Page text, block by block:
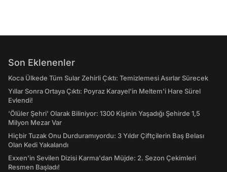
Son Eklenenler
Koca Ülkede Tüm Sular Zehirli Çıktı: Temizlemesi Asırlar Sürecek
Yıllar Sonra Ortaya Çıktı: Poyraz Karayel'in Meltem'i Hare Sürel
Evlendi!
'Ölüler Şehri' Olarak Biliniyor: 1300 Kişinin Yaşadığı Şehirde 1,5
Milyon Mezar Var
Hiçbir Tuzak Onu Durduramıyordu: 3 Yıldır Çiftçilerin Baş Belası
Olan Kedi Yakalandı
Exxen'in Sevilen Dizisi Karma'dan Müjde: 2. Sezon Çekimleri
Resmen Başladı!